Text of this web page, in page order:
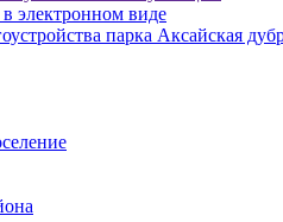
электронном виде
парка Аксайская